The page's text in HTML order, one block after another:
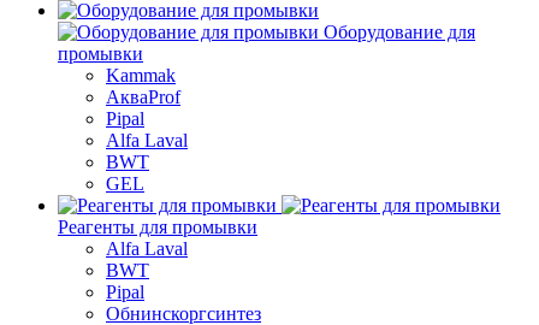
Оборудование для
промывки
Kammak
АкваProf
Pipal
Alfa Laval
BWT
GEL
Реагенты для промывки
Alfa Laval
BWT
Pipal
Обнинскоргсинтез